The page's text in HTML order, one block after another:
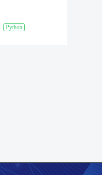
Python